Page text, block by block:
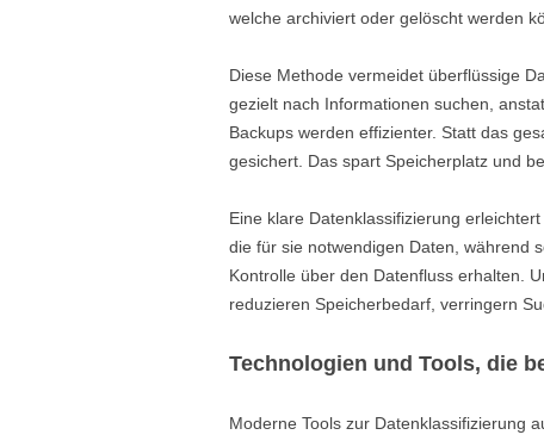
welche archiviert oder gelöscht werden
Diese Methode vermeidet überflüssige
gezielt nach Informationen suchen,
Backups werden effizienter. Statt das
gesichert. Das spart Speicherplatz und
Eine klare Datenklassifizierung
die für sie notwendigen Daten, während
Kontrolle über den Datenfluss erhalten.
reduzieren Speicherbedarf, verringern
Technologien und Tools, die
Moderne Tools zur Datenklassifizierung